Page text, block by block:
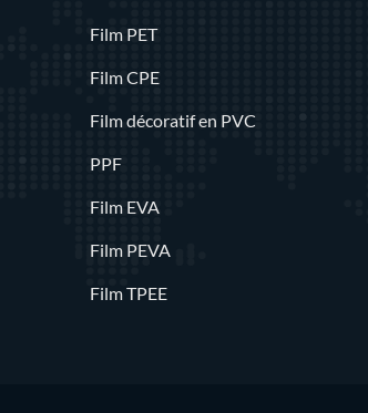
Film PET
Film CPE
Film décoratif en PVC
PPF
Film EVA
Film PEVA
Film TPEE